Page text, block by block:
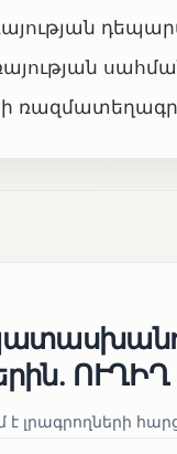
ՈՒՂԻՂ
լրագրողների